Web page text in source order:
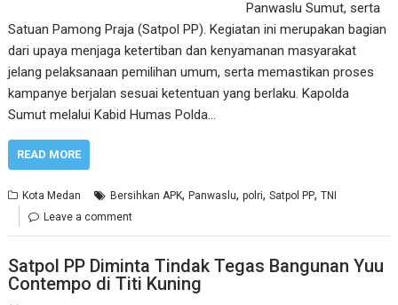
Panwaslu Sumut, serta
Satuan Pamong Praja (Satpol PP). Kegiatan ini merupakan bagian
dari upaya menjaga ketertiban dan kenyamanan masyarakat
jelang pelaksanaan pemilihan umum, serta memastikan proses
kampanye berjalan sesuai ketentuan yang berlaku. Kapolda
Sumut melalui Kabid Humas Polda…
READ MORE
Kota Medan Bersihkan APK,Panwaslu,polri,Satpol PP,TNI
Leave a comment
Satpol PP Diminta Tindak Tegas Bangunan Yuu
Contempo di Titi Kuning